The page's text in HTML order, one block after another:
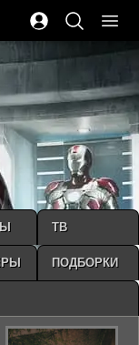
ТВ
ПОДБОРКИ